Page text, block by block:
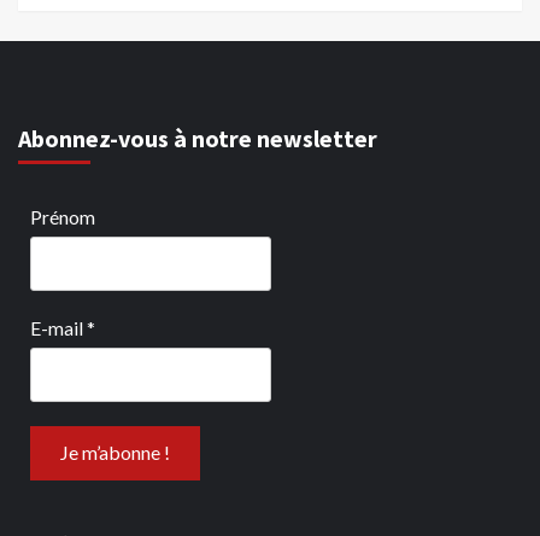
Abonnez-vous à notre newsletter
Prénom
E-mail*